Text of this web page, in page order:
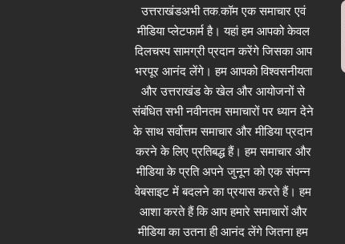
उत्तराखंडअभी तक.कॉम एक समाचार एवं
मीडिया प्लेटफार्म है। यहां हम आपको केवल
दिलचस्प सामग्री प्रदान करेंगे जिसका आप
भरपूर आनंद लेंगे। हम आपको विश्वसनीयता
और उत्तराखंड के खेल और आयोजनों से
संबंधित सभी नवीनतम समाचारों पर ध्यान देने
के साथ सर्वोत्तम समाचार और मीडिया प्रदान
करने के लिए प्रतिबद्ध हैं। हम समाचार और
मीडिया के प्रति अपने जुनून को एक संपन्न
वेबसाइट में बदलने का प्रयास करते हैं। हम
आशा करते हैं कि आप हमारे समाचारों और
मीडिया का उतना ही आनंद लेंगे जितना हम